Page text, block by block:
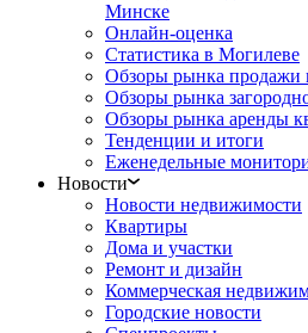
Минске
Онлайн-оценка
Статистика в Могилеве
Обзоры рынка продажи
Обзоры рынка
Обзоры рынка аренды
Тенденции и итоги
Еженедельные
Новости
Новости недвижимости
Квартиры
Дома и участки
Ремонт и дизайн
Коммерческая
Городские новости